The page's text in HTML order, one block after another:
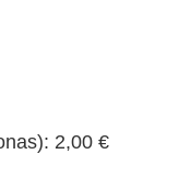
2,00 €